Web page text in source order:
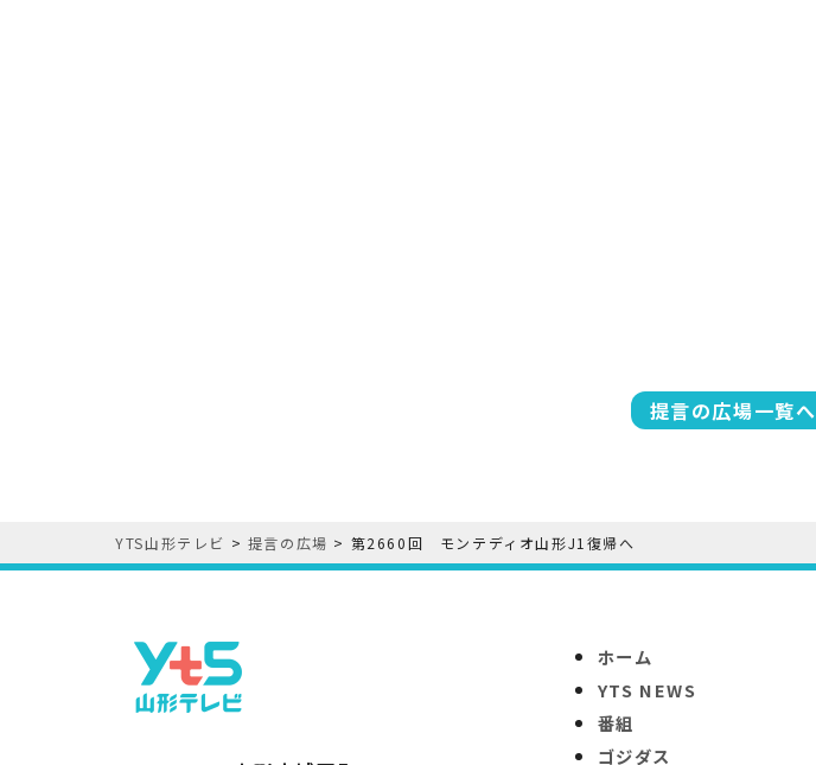
提言の広場一覧へ
YTS山形テレビ > 提言の広場 > 第2660回 モンテディオ山形J1復帰へ
ホーム
YTS NEWS
番組
ゴジダス